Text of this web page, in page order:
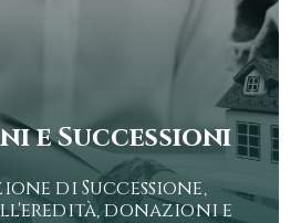
e Successioni
di Successione,
donazioni e